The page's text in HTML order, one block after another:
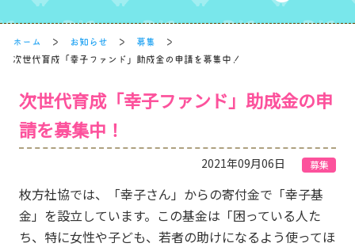
ホーム お知らせ
募集
次世代育成「幸子ファンド」助成金の申請を募集中！
次世代育成「幸子ファンド」助成金の申
請を募集中！
2021年09月06日 募集
枚方社協では、「幸子さん」からの寄付金で「幸子基
金」を設立しています。この基金は「困っている人た
ち、特に女性や子ども、若者の助けになるよう使ってほ